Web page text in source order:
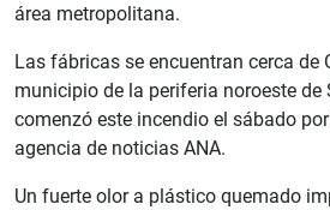
área metropolitana.
Las fábricas se encuentran cerca de
municipio de la periferia noroeste de
comenzó este incendio el sábado
agencia de noticias ANA.
Un fuerte olor a plástico quemado